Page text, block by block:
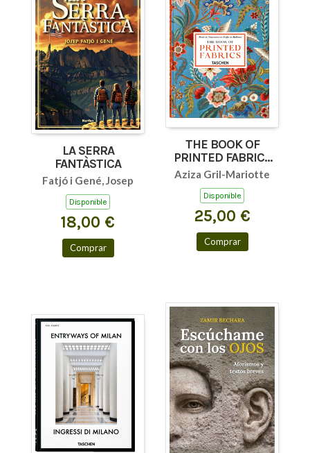
LA SERRA
FANTÀSTICA
Fatjó i Gené, Josep
Disponible
18,00 €
Comprar
THE BOOK OF
PRINTED FABRICS
45TH ED.
Aziza Gril-Mariotte
Disponible
25,00 €
Comprar